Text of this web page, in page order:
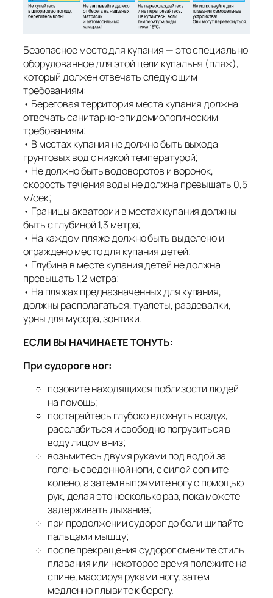
Безопасное место для купания — это специально
оборудованное для этой цели купальня (пляж),
который должен отвечать следующим
требованиям:
• Береговая территория места купания должна
отвечать санитарно-эпидемиологическим
требованиям;
• В местах купания не должно быть выхода
грунтовых вод с низкой температурой;
• Не должно быть водоворотов и воронок,
скорость течения воды не должна превышать 0,5
м/сек;
• Границы акватории в местах купания должны
быть с глубиной 1,3 метра;
• На каждом пляже должно быть выделено и
ограждено место для купания детей;
• Глубина в месте купания детей не должна
превышать 1,2 метра;
• На пляжах предназначенных для купания,
должны располагаться, туалеты, раздевалки,
урны для мусора, зонтики.
ЕСЛИ ВЫ НАЧИНАЕТЕ ТОНУТЬ:
При судороге ног:
позовите находящихся поблизости людей
на помощь;
постарайтесь глубоко вдохнуть воздух,
расслабиться и свободно погрузиться в
воду лицом вниз;
возьмитесь двумя руками под водой за
голень сведенной ноги, с силой согните
колено, а затем выпрямите ногу с помощью
рук, делая это несколько раз, пока можете
задерживать дыхание;
при продолжении судорог до боли щипайте
пальцами мышцу;
после прекращения судорог смените стиль
плавания или некоторое время полежите на
спине, массируя руками ногу, затем
медленно плывите к берегу.